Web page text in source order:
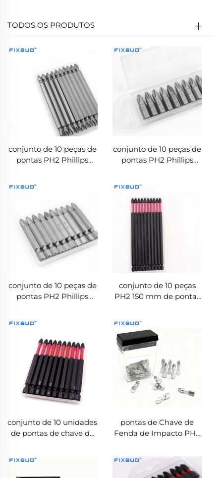
TODOS OS PRODUTOS
conjunto de 10 peças de
pontas PH2 Phillips
conjunto de 10 peças de
pontas PH2 Phillips
hexagonal 1/4''
resistente ao impacto
conjunto de 10 peças de
pontas PH2 Phillips
magnético resistente ao
impacto
conjunto de 10 peças
PH2 150 mm de pontas
hexagonal 1/4'' em liga
S2 de alta dureza para
ferramentas elétricas
conjunto de 10 unidades
de pontas de chave de
pontas de Chave de
Fenda de Impacto PH2
Hexagonal 1/4'' para
Parafusadeiras de